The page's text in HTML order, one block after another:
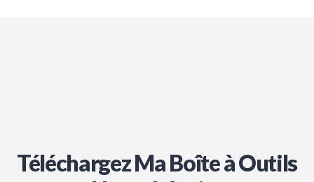
Téléchargez Ma Boîte à Outils